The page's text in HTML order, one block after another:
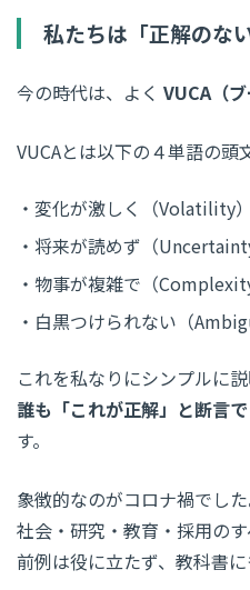
私たちは「正解のな
今の時代は、よく VUCA（
VUCAとは以下の４単語の頭
変化が激しく（Volatility）
将来が読めず（Uncertainty
物事が複雑で（Complexity
白黒つけられない（
これを私なりにシンプルに説
誰も「これが正解」と断言
す。
象徴的なのがコロナ禍でした
社会・研究・教育・採用のす
前例は役に立たず、教科書